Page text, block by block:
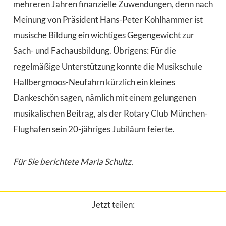
mehreren Jahren finanzielle Zuwendungen, denn nach
Meinung von Präsident Hans-Peter Kohlhammer ist
musische Bildung ein wichtiges Gegengewicht zur
Sach- und Fachausbildung. Übrigens: Für die
regelmäßige Unterstützung konnte die Musikschule
Hallbergmoos-Neufahrn kürzlich ein kleines
Dankeschön sagen, nämlich mit einem gelungenen
musikalischen Beitrag, als der Rotary Club München-
Flughafen sein 20-jähriges Jubiläum feierte.
Für Sie berichtete Maria Schultz.
Jetzt teilen: